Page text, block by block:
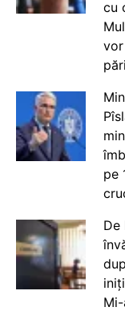
cu
pe
De